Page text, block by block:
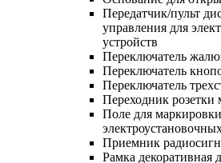
Передатчик/пульт
управления для
устройств
Переключатель
Переключатель
Переключатель
Переходник розетки
Поле для
Приемник
Рамка декоративная